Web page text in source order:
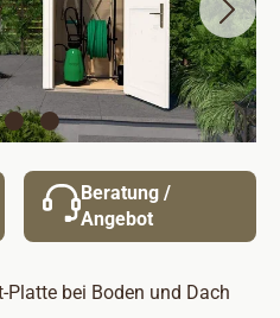
Beratung /
Angebot
bei Boden und Dach